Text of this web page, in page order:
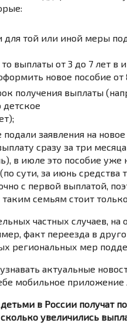
для той или иной меры
то выплаты от 3 до 7 лет
новое пособие от
получения выплаты
детское
заявления на
сразу за три месяца
в июле это пособие уже
сути, за июнь средства
с первой выплатой,
семьям стоит
частных случаев,
факт переезда в
региональных мер
актуальные
мобильное приложение
в России получат
увеличились